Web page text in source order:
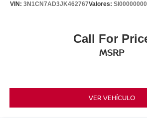
VIN: 3N1CN7AD3JK462767Valores:
Call For
MSRP
VER VEHÍCULO